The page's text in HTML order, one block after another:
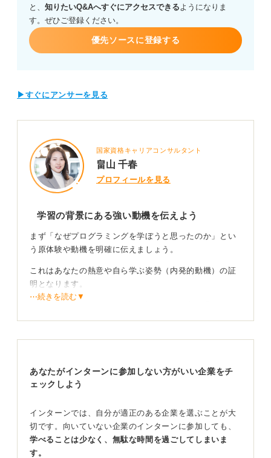
プログラミング経験をガクチカにする際の構成のポイン
トや、技術力以外で評価される「行動や工夫」の伝え方
について、アドバイスをお願いします。
と、 知りたいQ&Aへすぐにアクセスできるようになりま
す。ぜひご登録ください。
優先ソースに登録する
▶すぐにアンサーを見る
国家資格キャリアコンサルタント
畠山 千春
プロフィールを見る
学習の背景にある強い動機を伝えよう
まず「なぜプログラミングを学ぼうと思ったのか」とい
う原体験や動機を明確に伝えましょう。
これはあなたの熱意や自ら学ぶ姿勢（内発的動機）の証
明となります。
単に「コードが書ける」というだけでなく、開発過程で
たとえばほかの人が読みやすいコードを書くための工
夫、特定の技術を選定した際の論理的な理由、あるいは
ロジックの組み立て方など、アウトプットの裏側にある
⋯続きを読む▼
あなたがインターンに参加しない方がいい企業をチ
ェックしよう
インターンでは、自分が適正のある企業を選ぶことが大
切です。向いていない企業のインターンに参加しても、
学べることは少なく、無駄な時間を過ごしてしまいま
す。